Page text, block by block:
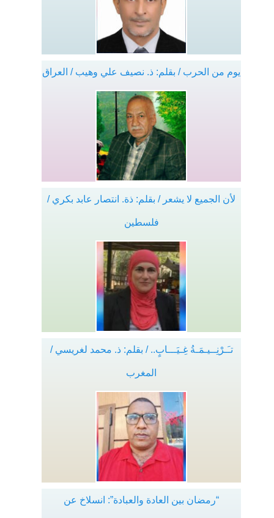
يوم من الحرب / بقلم: ذ. نصيف علي وهيب / العراق
لأن الجميع لا يشعر / بقلم: ذة. انتصار عابد بكري /
فلسطين
تـَـرْنِــيـمَـةُ غِـيَـــابٍ.. / بقلم: ذ. محمد لغريسي /
المغرب
“رمضان بين العادة والعبادة”: انسلاخ عن